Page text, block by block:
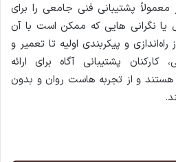
پشتیبانی فنی جامعی را برای
نگرانی هایی که ممکن است با آن
و پیکربندی اولیه تا تعمیر و
پشتیبانی آگاه برای ارائه
و از تجربه هاست روان و بدون